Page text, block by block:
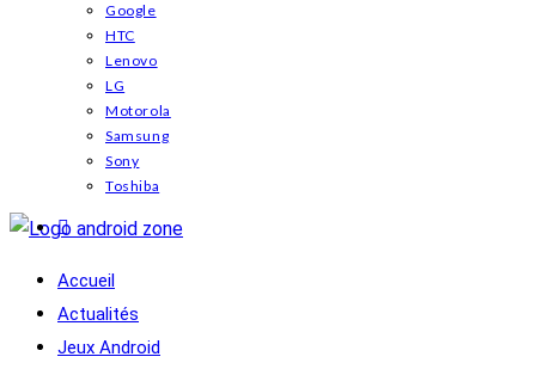
Google
HTC
Lenovo
LG
Motorola
Samsung
Sony
Toshiba
Accueil
Actualités
Jeux Android